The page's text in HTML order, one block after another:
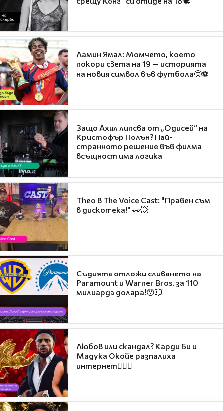
Ламин Ямал: Момчето, което
покори света на 19 — историята
на новия символ във футбола🤩⚽
Защо Ахил липсва от „Одисей“ на
Кристофър Нолън? Най-
странното решение във филма
всъщност има логика
Theo в The Voice Cast: "Правен съм
в дискотека!" 👀💥
Съдията отложи сливането на
Paramount и Warner Bros. за 110
милиарда долара!😯💥
Любов или скандал? Карди Би и
Мадука Окойе разпалиха
интернет❤️‍🔥🔥